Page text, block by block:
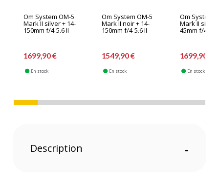
Om System OM-5
Mark II silver + 14-
150mm f/4-5.6 II
1699,90 €
En stock
Om System OM-5
Mark II noir + 14-
150mm f/4-5.6 II
1549,90 €
En stock
Om System
Mark II silver
45mm f/4 Pro
1699,90 €
En stock
Description -